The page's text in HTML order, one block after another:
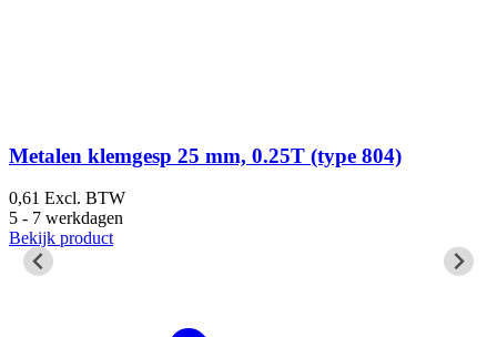
Metalen klemgesp 25 mm, 0.25T (type 804)
0,61 Excl. BTW
5 - 7 werkdagen
Bekijk product